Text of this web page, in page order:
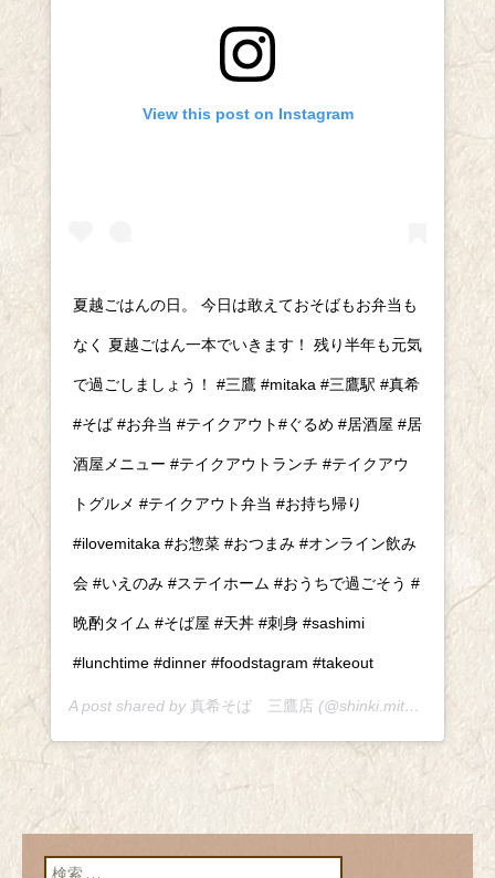
View this post on Instagram
夏越ごはんの日。 今日は敢えておそばもお弁当も
なく 夏越ごはん一本でいきます！ 残り半年も元気
で過ごしましょう！ #三鷹 #mitaka #三鷹駅 #真希
#そば #お弁当 #テイクアウト#ぐるめ #居酒屋 #居
酒屋メニュー #テイクアウトランチ #テイクアウ
トグルメ #テイクアウト弁当 #お持ち帰り
#ilovemitaka #お惣菜 #おつまみ #オンライン飲み
会 #いえのみ #ステイホーム #おうちで過ごそう #
晩酌タイム #そば屋 #天丼 #刺身 #sashimi
#lunchtime #dinner #foodstagram #takeout
A post shared by 真希そば 三鷹店 (@shinki.mitaka) on
検索: